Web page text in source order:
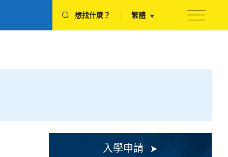
想找什麼？ 繁體
入學申請